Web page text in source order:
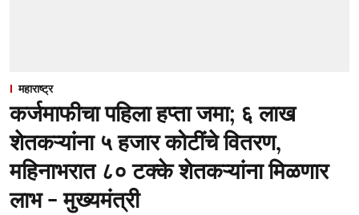
महाराष्ट्र
कर्जमाफीचा पहिला हप्ता जमा; ६ लाख
शेतकऱ्यांना ५ हजार कोटींचे वितरण,
महिनाभरात ८० टक्के शेतकऱ्यांना मिळणार
लाभ - मुख्यमंत्री